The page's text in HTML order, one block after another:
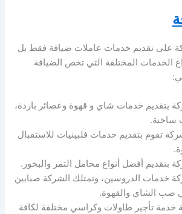
على تقديم خدمات عاملات ضيافة فقط بل
الخدمات المختلفة التي تخص الضيافة
بتقديم خدمات شاي و قهوة وعصائر باردة،
ساخنة.
تقوم بتقديم خدمات فلبينيات للاستقبال
بتقديم أفضل أنواع محامل التمر والبخور.
خدمات الدروسين، وتمتلك الشركة صبابين
صب الشاي والقهوة.
خدمة تأجير طاولات وكراسي مختلفة لكافة